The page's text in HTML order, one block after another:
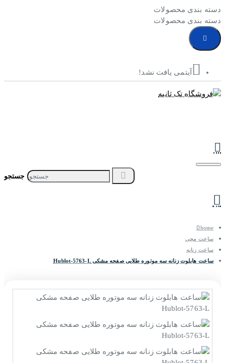
دسته بندی محصولات
دسته بندی محصولات
آیتمی یافت نشد!
home
ساعت مچی
ساعت زنانه
ساعت هابلوت زنانه سه موتوره طلایی صفحه مشکی Hublot-5763-L